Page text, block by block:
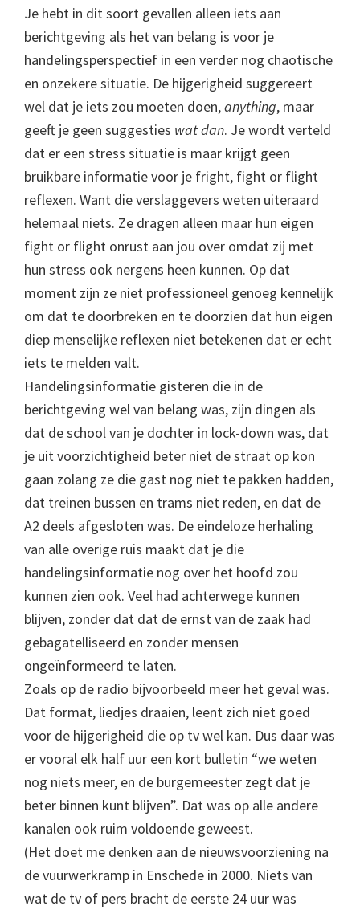
Je hebt in dit soort gevallen alleen iets aan
berichtgeving als het van belang is voor je
handelingsperspectief in een verder nog chaotische
en onzekere situatie. De hijgerigheid suggereert
wel dat je iets zou moeten doen,anything, maar
geeft je geen suggesties wat dan. Je wordt verteld
dat er een stress situatie is maar krijgt geen
bruikbare informatie voor je fright, fight or flight
reflexen. Want die verslaggevers weten uiteraard
helemaal niets. Ze dragen alleen maar hun eigen
fight or flight onrust aan jou over omdat zij met
hun stress ook nergens heen kunnen. Op dat
moment zijn ze niet professioneel genoeg kennelijk
om dat te doorbreken en te doorzien dat hun eigen
diep menselijke reflexen niet betekenen dat er echt
iets te melden valt.
Handelingsinformatie gisteren die in de
berichtgeving wel van belang was, zijn dingen als
dat de school van je dochter in lock-down was, dat
je uit voorzichtigheid beter niet de straat op kon
gaan zolang ze die gast nog niet te pakken hadden,
dat treinen bussen en trams niet reden, en dat de
A2 deels afgesloten was. De eindeloze herhaling
van alle overige ruis maakt dat je die
handelingsinformatie nog over het hoofd zou
kunnen zien ook. Veel had achterwege kunnen
blijven, zonder dat dat de ernst van de zaak had
gebagatelliseerd en zonder mensen
ongeïnformeerd te laten.
Zoals op de radio bijvoorbeeld meer het geval was.
Dat format, liedjes draaien, leent zich niet goed
voor de hijgerigheid die op tv wel kan. Dus daar was
er vooral elk half uur een kort bulletin “we weten
nog niets meer, en de burgemeester zegt dat je
beter binnen kunt blijven”. Dat was op alle andere
kanalen ook ruim voldoende geweest.
(Het doet me denken aan de nieuwsvoorziening na
de vuurwerkramp in Enschede in 2000. Niets van
wat de tv of pers bracht de eerste 24 uur was